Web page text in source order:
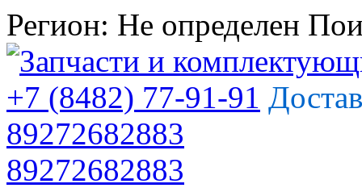
Регион: Не определен
+7 (8482) 77-91-91
89272682883
89272682883